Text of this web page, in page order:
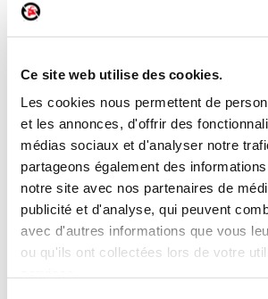
Ce site web utilise des cookies.
Les cookies nous permettent de
et les annonces, d'offrir des
médias sociaux et d'analyser notre
partageons également des
notre site avec nos partenaires de
publicité et d'analyse, qui peuvent
avec d'autres informations que vous
ou qu'ils ont collectées lors de votre
Réf. :239295
Réf. constructeur :
1788863
FORD FIESTA 6 2012
Modèle de provenance
Caractéristiques techniques
En stock
AJOUTER AU PANIER